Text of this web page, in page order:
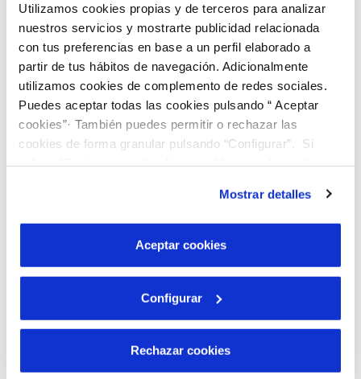
Utilizamos cookies propias y de terceros para analizar
nuestros servicios y mostrarte publicidad relacionada
con tus preferencias en base a un perfil elaborado a
partir de tus hábitos de navegación. Adicionalmente
utilizamos cookies de complemento de redes sociales.
Puedes aceptar todas las cookies pulsando “ Aceptar
cookies”· También puedes permitir o rechazar las
cookies de forma granular pulsando “Configurar”. Si
son indispensables para que el sitio web funcione y que
por tanto no se pueden desactivar. Puedes consultar
más información en nuestraPolítica de Cookies
Mostrar detalles
Aceptar cookies
Configurar
Rechazar cookies
y la fauna en Galicia